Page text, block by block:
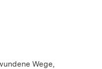
Wege,